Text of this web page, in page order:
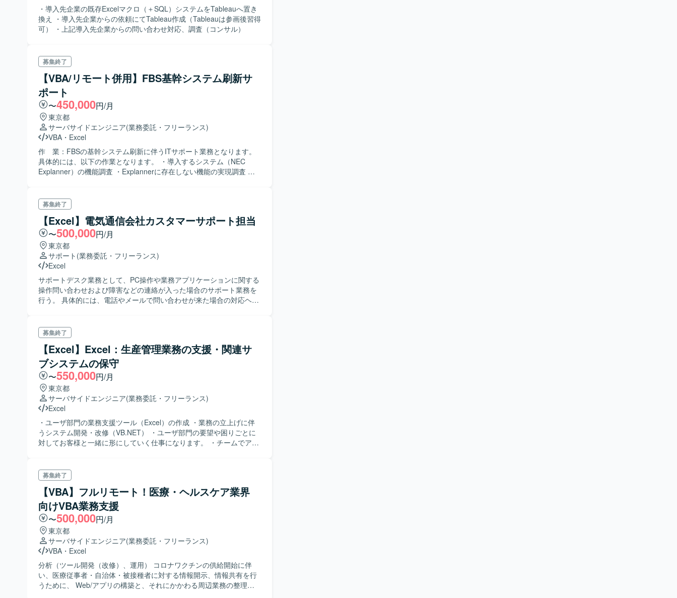
・導入先企業の既存Excelマクロ（＋SQL）システムをTableauへ置き
換え ・導入先企業からの依頼にてTableau作成（Tableauは参画後習得
可） ・上記導入先企業からの問い合わせ対応、調査（コンサル）
募集終了
【VBA/リモート併用】FBS基幹システム刷新サ
ポート
〜450,000円/月
東京都
サーバサイドエンジニア(業務委託・フリーランス)
VBA ・ Excel
作 業：FBSの基幹システム刷新に伴うITサポート業務となります。
具体的には、以下の作業となります。 ・導入するシステム（NEC
Explanner）の機能調査 ・Explannerに存在しない機能の実現調査 ・
募集終了
【Excel】電気通信会社カスタマーサポート担当
〜500,000円/月
東京都
サポート (業務委託・フリーランス)
Excel
サポートデスク業務として、PC操作や業務アプリケーションに関する
操作問い合わせおよび障害などの連絡が入った場合のサポート業務を
行う。 具体的には、電話やメールで問い合わせが来た場合の対応ヘル
手配対応や配送手続きを行う。
募集終了
【Excel】Excel：生産管理業務の支援・関連サ
ブシステムの保守
〜550,000円/月
東京都
サーバサイドエンジニア(業務委託・フリーランス)
Excel
・ユーザ部門の業務支援ツール（Excel）の作成 ・業務の立上げに伴
うシステム開発・改修（VB.NET） ・ユーザ部門の要望や困りごとに
対してお客様と一緒に形にしていく仕事になります。 ・チームでアイ
産計画に関わる 実践的な業務知識を習得したい方にはオススメのプ
ロジェクトです。
募集終了
【VBA】フルリモート！医療・ヘルスケア業界
向けVBA業務支援
〜500,000円/月
東京都
サーバサイドエンジニア(業務委託・フリーランス)
VBA ・ Excel
分析（ツール開発（改修）、運用） コロナワクチンの供給開始に伴
い、医療従事者・自治体・被接種者に対する情報開示、情報共有を行
うために、 Web/アプリの構築と、それにかかわる周辺業務の整理、